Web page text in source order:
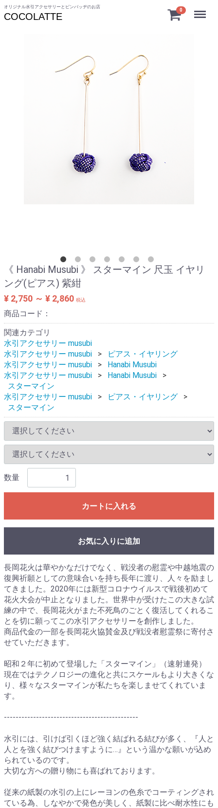
オリジナル水引アクセサリーとピンバッヂのお店
COCOLATTE
0 Menu
《 Hanabi Musubi 》 スターマイン 尺玉 イヤリ
ング(ピアス) 紫紺
¥ 2,750 ～ ¥ 2,860 税込
商品コード：
関連カテゴリ
水引アクセサリー musubi
水引アクセサリー musubi
ピアス・イヤリング
水引アクセサリー musubi
Hanabi Musubi
水引アクセサリー musubi
Hanabi Musubi
スターマイン
水引アクセサリー musubi
ピアス・イヤリング
スターマイン
数量
カートに入れる
お気に入りに追加
長岡花火は華やかなだけでなく、戦没者の慰霊や中越地震の
復興祈願としての意味合いを持ち長年に渡り、人々を励まし
てきました。2020年には新型コロナウイルスで戦後初めて
花火大会が中止となりました。世界中が受けたこの大きな試
練の中で、長岡花火がまた不死鳥のごとく復活してくれるこ
とを切に願ってこの水引アクセサリーを創作しました。
商品代金の一部を長岡花火協賛金及び戦没者慰霊祭に寄付さ
せていただきます。
昭和２年に初めて登場した「スターマイン」（速射連発）
現在ではテクノロジーの進化と共にスケールもより大きくな
り、様々なスターマインが私たちを楽しませてくれていま
す。
----------------------------------------------
水引には、引けば引くほど強く結ばれる結びが多く、『人と
人とを強く結びつけますように…』という温かな願いが込め
られているのです。
大切な方への贈り物にも喜ばれております。
従来の紙製の水引の上にレーヨンの色糸でコーティングされ
ている為、しなやかで発色が美しく、紙製に比べ耐水性にも